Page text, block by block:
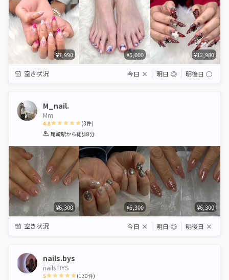
¥7,990 ¥5,000 ¥12,980
空き状況 今日 × 明日 ◎ 明後日 ◯
M_nail.
Mm
4.8
1 2 3 4 5
(3件)
尾崎駅から徒歩8分
¥6,300 ¥6,300 ¥6,300
空き状況 今日 × 明日 ◎ 明後日 ×
nails.bys
nails BYS
5 (130件)